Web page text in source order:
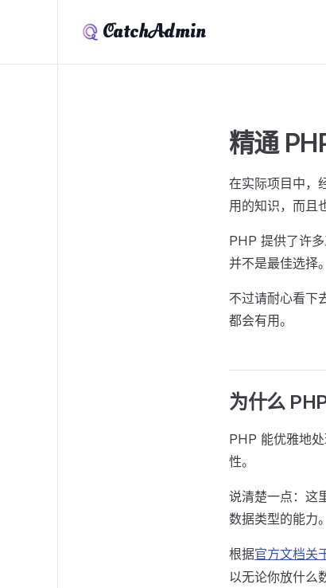
CatchAdmin
精通
在实际项目中，
用的知识，而且
PHP 提供了许
并不是最佳选择。
不过请耐心看下
都会有用。
为什么
PHP 能优雅地
性。
说清楚一点：这
数据类型的能力。
根据官方文档关
以无论你放什么